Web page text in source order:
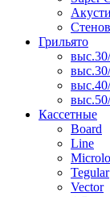
Грильято
Кассетные
Board
Line
Tegular
Vector